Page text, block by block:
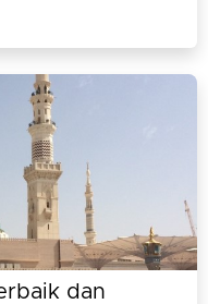
dan